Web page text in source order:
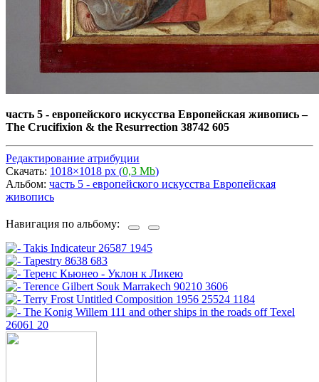
часть 5 - европейского искусства Европейская живопись–
The Crucifixion & the Resurrection 38742 605
Редактирование атрибуции
Скачать: 1018×1018 px (0,3 Mb)
Альбом: часть 5 - европейского искусства Европейская
живопись
Навигация по альбому: